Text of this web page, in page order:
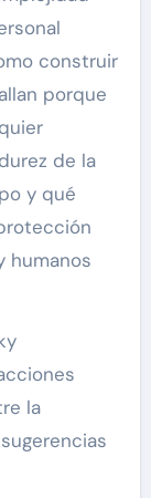
construir
porque
de la
y qué
humanos
la